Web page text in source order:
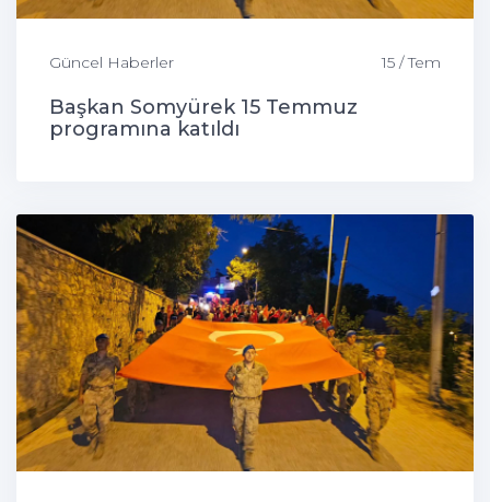
Güncel Haberler 15 / Tem
Başkan Somyürek 15 Temmuz
programına katıldı